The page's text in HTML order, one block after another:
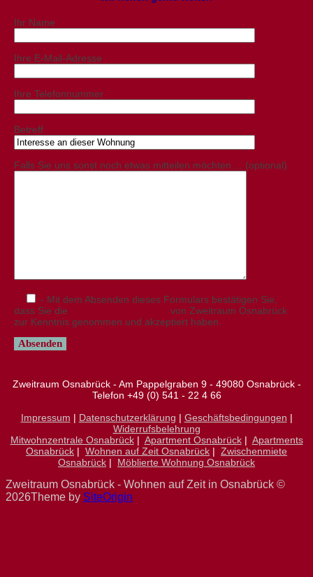
Ihr Name
Ihre E-Mail-Adresse
Ihre Telefonnummer
Betreff
Falls Sie uns sonst noch etwas mitteilen möchten ... (optional)
- Mit dem Absenden dieses Formulars bestätigen Sie,
dass Sie die
von Zweitraum Osnabrück
zur Kenntnis genommen und akzeptiert haben.
Zweitraum Osnabrück - Am Pappelgraben 9 - 49080 Osnabrück -
Telefon +49 (0) 541 - 22 4 66
Impressum | Datenschutzerklärung | Geschäftsbedingungen |
Widerrufsbelehrung
Mitwohnzentrale Osnabrück| Apartment Osnabrück| Apartments
Osnabrück | Wohnen auf Zeit Osnabrück | Zwischenmiete
Osnabrück | Möblierte Wohnung Osnabrück
Zweitraum Osnabrück - Wohnen auf Zeit in Osnabrück ©
2026Theme by SiteOrigin